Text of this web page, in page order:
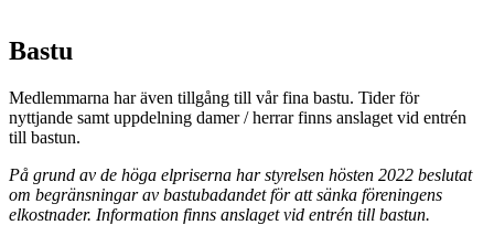
Bastu
Medlemmarna har även tillgång till vår fina bastu. Tider för
nyttjande samt uppdelning damer / herrar finns anslaget vid entrén
till bastun.
På grund av de höga elpriserna har styrelsen hösten 2022 beslutat
om begränsningar av bastubadandet för att sänka föreningens
elkostnader. Information finns anslaget vid entrén till bastun.